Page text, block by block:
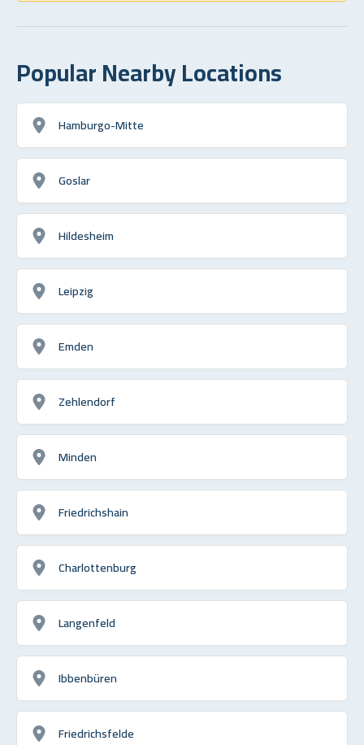
Popular Nearby Locations
Hamburgo-Mitte
Goslar
Hildesheim
Leipzig
Emden
Zehlendorf
Minden
Friedrichshain
Charlottenburg
Langenfeld
Ibbenbüren
Friedrichsfelde